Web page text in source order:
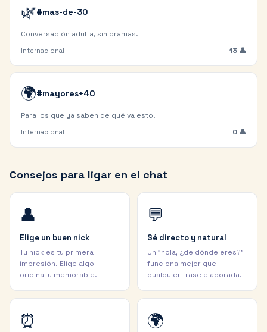
🌿#mas-de-30
Conversación adulta, sin dramas.
Internacional 13 👤
🌍#mayores+40
Para los que ya saben de qué va esto.
Internacional 0 👤
Consejos para ligar en el chat
👤
Elige un buen nick
Tu nick es tu primera
impresión. Elige algo
original y memorable.
💬
Sé directo y natural
Un "hola, ¿de dónde eres?"
funciona mejor que
cualquier frase elaborada.
⏰ 🌍